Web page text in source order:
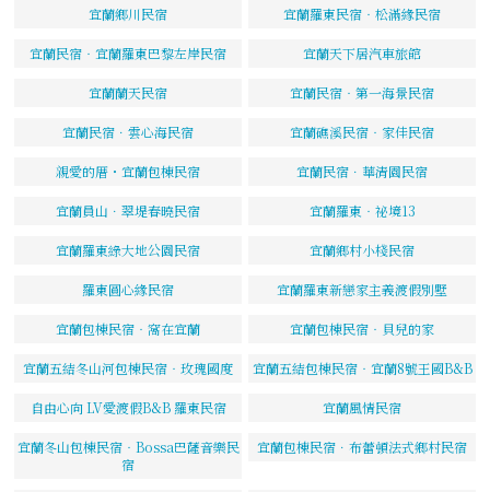
宜蘭鄉川民宿 宜蘭羅東民宿‧松滿緣民宿
宜蘭民宿‧宜蘭羅東巴黎左岸民宿 宜蘭天下居汽車旅館
宜蘭蘭天民宿 宜蘭民宿‧第一海景民宿
宜蘭民宿．雲心海民宿 宜蘭礁溪民宿‧家佳民宿
親愛的厝・宜蘭包棟民宿 宜蘭民宿．華清園民宿
宜蘭員山．翠堤春曉民宿 宜蘭羅東‧祕境13
宜蘭羅東綠大地公園民宿 宜蘭鄉村小棧民宿
羅東圓心緣民宿 宜蘭羅東新戀家主義渡假別墅
宜蘭包棟民宿‧窩在宜蘭 宜蘭包棟民宿‧貝兒的家
宜蘭五結冬山河包棟民宿‧玫瑰國度 宜蘭五結包棟民宿‧宜蘭8號王國B&B
自由心向 LV愛渡假B&B 羅東民宿 宜蘭風情民宿
宜蘭冬山包棟民宿‧Bossa巴薩音樂民
宿
宜蘭包棟民宿．布蕾頓法式鄉村民宿